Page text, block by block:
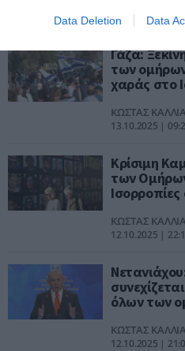
Data Deletion Data
13.10.2025 |
Γάζα:
των
χαράς στο
ΚΩΣΤΑΣ
13.10.2025 |
Κρίσιμη
των Ομήρων
ΚΩΣΤΑΣ
12.10.2025 |
όλων των
ΚΩΣΤΑΣ
12.10.2025 |